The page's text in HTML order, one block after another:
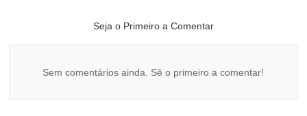
Seja o Primeiro a Comentar
Sem comentários ainda. Sê o primeiro a comentar!